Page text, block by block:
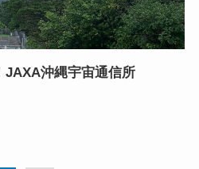
JAXA沖縄宇宙通信所